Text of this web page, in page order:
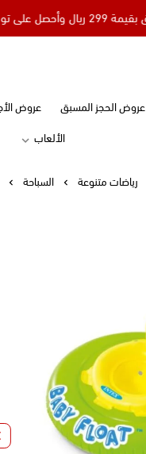
عروض الحجز المسبق عروض
الألعاب
رياضات متنوعة السباحة